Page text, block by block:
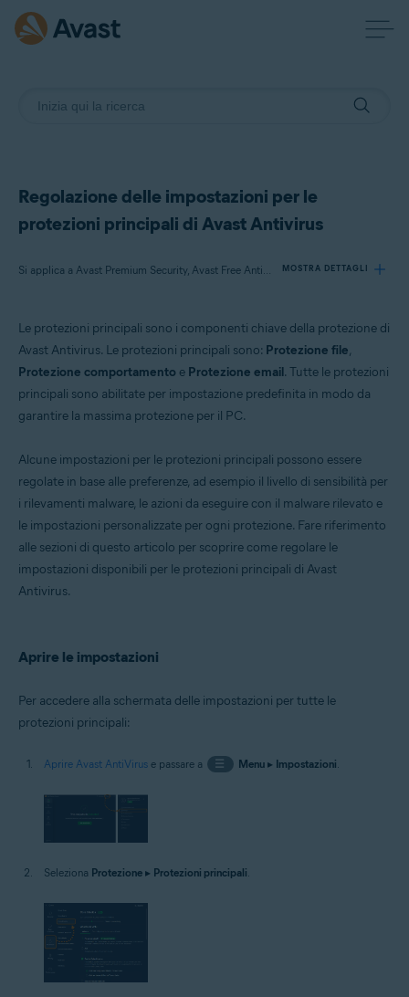
Regolazione delle impostazioni per le
protezioni principali di Avast Antivirus
Si applica a Avast Premium Security, Avast Free Antivirus MOSTRA DETTAGLI
Avast Free Antivirus
Sistemi operativi:
Le protezioni principali sono i componenti chiave della protezione di
Avast Antivirus. Le protezioni principali sono: Protezione file,
Protezione comportamento e Protezione email. Tutte le protezioni
principali sono abilitate per impostazione predefinita in modo da
garantire la massima protezione per il PC.
Alcune impostazioni per le protezioni principali possono essere
regolate in base alle preferenze, ad esempio il livello di sensibilità per
i rilevamenti malware, le azioni da eseguire con il malware rilevato e
le impostazioni personalizzate per ogni protezione. Fare riferimento
alle sezioni di questo articolo per scoprire come regolare le
impostazioni disponibili per le protezioni principali di Avast
Antivirus.
Aprire le impostazioni
Per accedere alla schermata delle impostazioni per tutte le
protezioni principali:
Aprire Avast AntiVirus e passare a ☰ Menu▸ Impostazioni.
Seleziona Protezione ▸ Protezioni principali.